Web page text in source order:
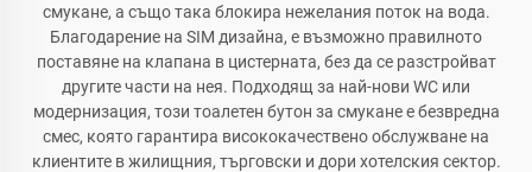
смукане, а също така блокира нежелания поток на вода.
Благодарение на SIM дизайнa, е възможно правилното
поставяне на клапана в цистерната, без да се разстройват
другите части на нея. Подходящ за най-нови WC или
модернизация, този тоалетен бутон за смукане е безвредна
смес, която гарантира висококачествено обслужване на
клиентите в жилищния, търговски и дори хотелския сектор.